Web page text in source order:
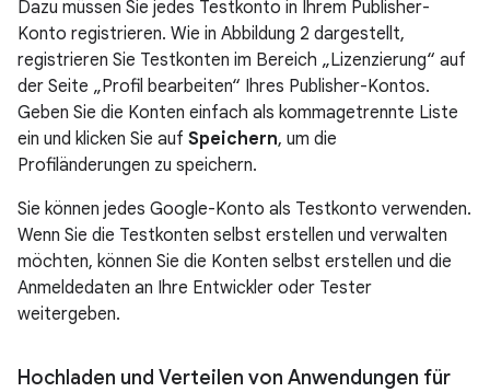
Dazu müssen Sie jedes Testkonto in Ihrem Publisher-
Konto registrieren. Wie in Abbildung 2 dargestellt,
registrieren Sie Testkonten im Bereich „Lizenzierung“ auf
der Seite „Profil bearbeiten“ Ihres Publisher-Kontos.
Geben Sie die Konten einfach als kommagetrennte Liste
ein und klicken Sie auf Speichern, um die
Profiländerungen zu speichern.
Sie können jedes Google-Konto als Testkonto verwenden.
Wenn Sie die Testkonten selbst erstellen und verwalten
möchten, können Sie die Konten selbst erstellen und die
Anmeldedaten an Ihre Entwickler oder Tester
weitergeben.
Hochladen und Verteilen von Anwendungen für